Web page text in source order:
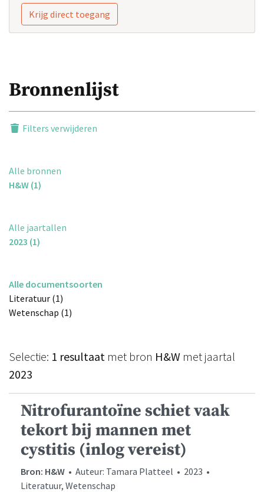
Krijg direct toegang
Bronnenlijst
Filters verwijderen
Alle bronnen
H&W (1)
Alle jaartallen
2023 (1)
Alle documentsoorten
Literatuur (1)
Wetenschap (1)
Selectie: 1 resultaat met bron H&W met jaartal
2023
Nitrofurantoïne schiet vaak
tekort bij mannen met
cystitis (inlog vereist)
Bron: H&W • Auteur: Tamara Platteel • 2023 •
Literatuur, Wetenschap